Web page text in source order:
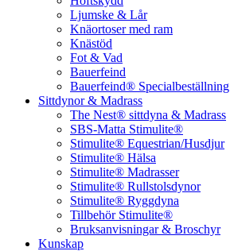
Ljumske & Lår
Knäortoser med ram
Knästöd
Fot & Vad
Bauerfeind
Bauerfeind® Specialbeställning
Sittdynor & Madrass
The Nest® sittdyna & Madrass
SBS-Matta Stimulite®
Stimulite® Equestrian/Husdjur
Stimulite® Hälsa
Stimulite® Madrasser
Stimulite® Rullstolsdynor
Stimulite® Ryggdyna
Tillbehör Stimulite®
Bruksanvisningar & Broschyr
Kunskap